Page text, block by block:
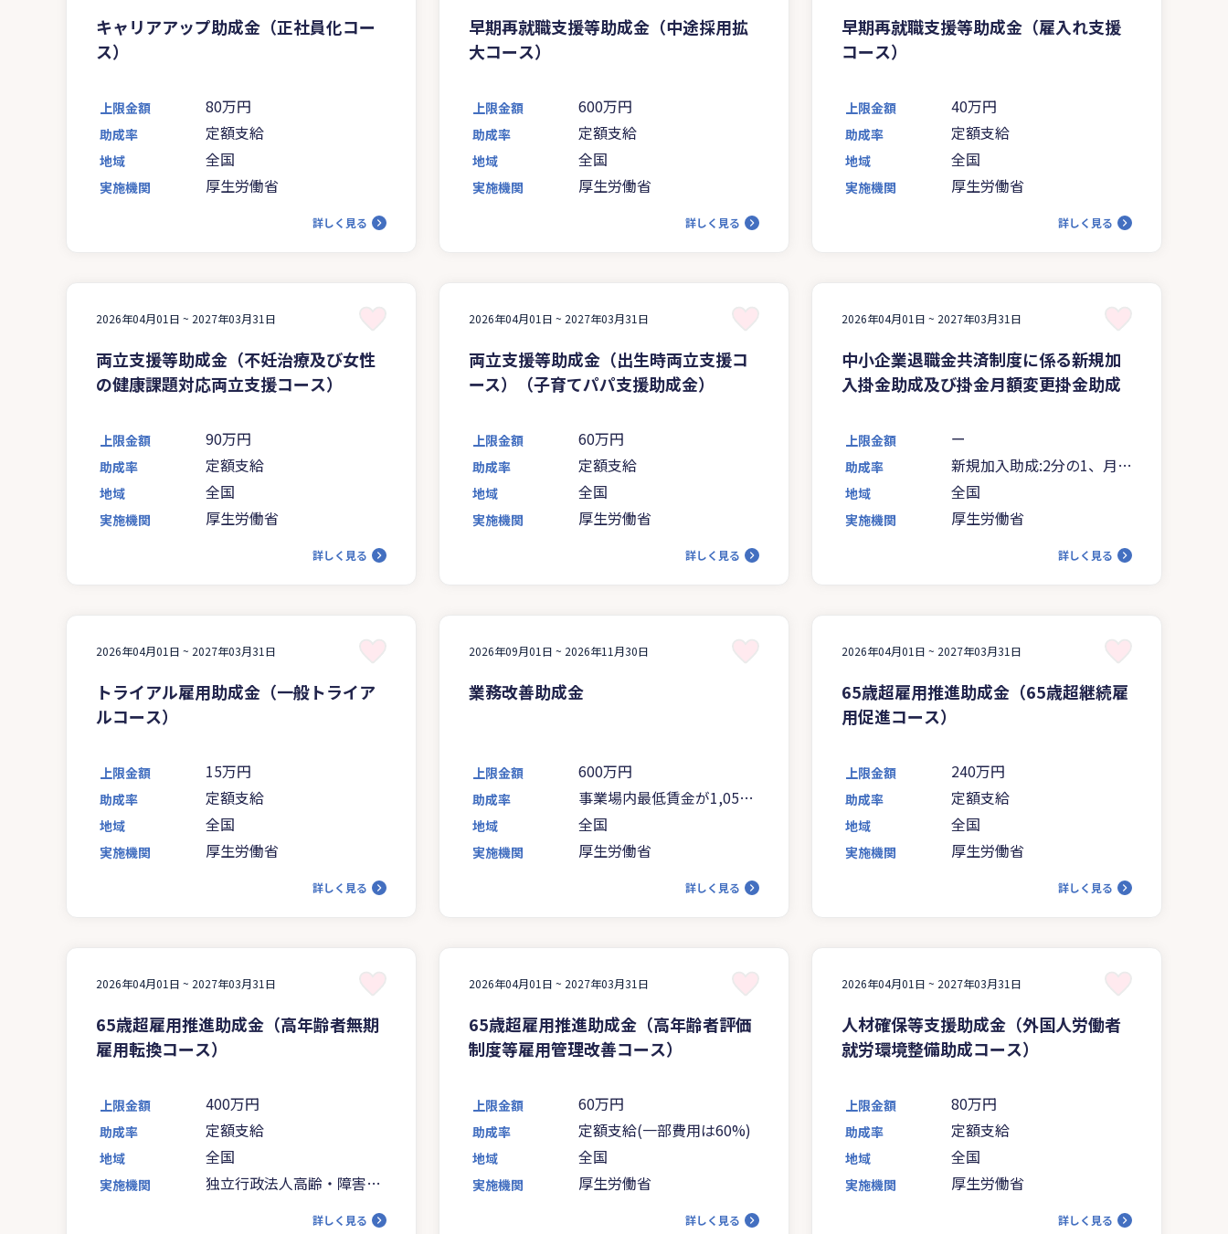
キャリアアップ助成金（正社員化コー
ス）
上限金額 80万円
助成率 定額支給
地域 全国
実施機関 厚生労働省
詳しく見る
早期再就職支援等助成金（中途採用拡
大コース）
上限金額 600万円
助成率 定額支給
地域 全国
実施機関 厚生労働省
詳しく見る
早期再就職支援等助成金（雇入れ支援
コース）
上限金額 40万円
助成率 定額支給
地域 全国
実施機関 厚生労働省
詳しく見る
2026年04月01日 ~ 2027年03月31日
両立支援等助成金（不妊治療及び女性
の健康課題対応両立支援コース）
上限金額 90万円
助成率 定額支給
地域 全国
実施機関 厚生労働省
詳しく見る
2026年04月01日 ~ 2027年03月31日
両立支援等助成金（出生時両立支援コ
ース）（子育てパパ支援助成金）
上限金額 60万円
助成率 定額支給
地域 全国
実施機関 厚生労働省
詳しく見る
2026年04月01日 ~ 2027年03月31日
中小企業退職金共済制度に係る新規加
入掛金助成及び掛金月額変更掛金助成
上限金額 ー
助成率
新規加入助成:2分の1、月額
変更助成:3分の1
地域 全国
実施機関 厚生労働省
詳しく見る
2026年04月01日 ~ 2027年03月31日
トライアル雇用助成金（一般トライア
ルコース）
上限金額 15万円
助成率 定額支給
地域 全国
実施機関 厚生労働省
詳しく見る
2026年09月01日 ~ 2026年11月30日
業務改善助成金
上限金額 600万円
助成率
事業場内最低賃金が1,050
円未満の場合は5分の4、
1,050円以上の場合は4分の
3
地域 全国
実施機関 厚生労働省
詳しく見る
2026年04月01日 ~ 2027年03月31日
65歳超雇用推進助成金（65歳超継続雇
用促進コース）
上限金額 240万円
助成率 定額支給
地域 全国
実施機関 厚生労働省
詳しく見る
2026年04月01日 ~ 2027年03月31日
65歳超雇用推進助成金（高年齢者無期
雇用転換コース）
上限金額 400万円
助成率 定額支給
地域 全国
実施機関
独立行政法人高齢・障害・
詳しく見る
2026年04月01日 ~ 2027年03月31日
65歳超雇用推進助成金（高年齢者評価
制度等雇用管理改善コース）
上限金額 60万円
助成率 定額支給(一部費用は60%)
地域 全国
実施機関 厚生労働省
詳しく見る
2026年04月01日 ~ 2027年03月31日
人材確保等支援助成金（外国人労働者
就労環境整備助成コース）
上限金額 80万円
助成率 定額支給
地域 全国
実施機関 厚生労働省
詳しく見る